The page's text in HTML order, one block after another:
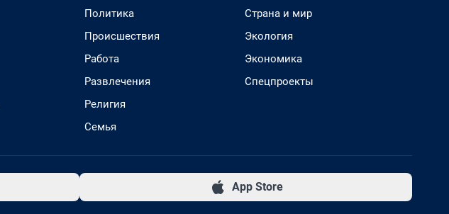
Политика
Происшествия
Работа
Развлечения
Религия
Семья
Страна и мир
Экология
Экономика
Спецпроекты
App Store